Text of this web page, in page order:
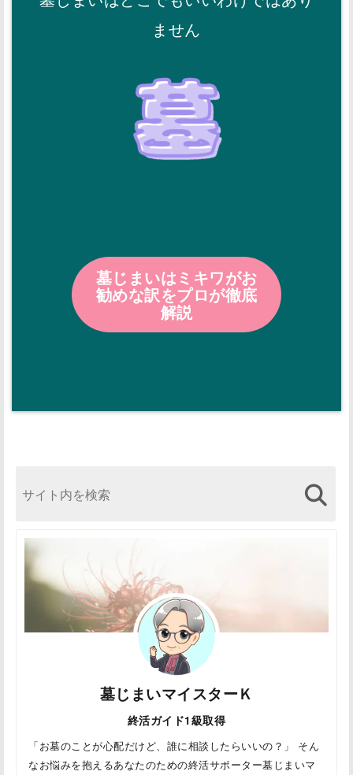
ません
墓じまいはミキワがお
勧めな訳をプロが徹底
解説
墓じまいマイスターＫ
終活ガイド1級取得
「お墓のことが心配だけど、誰に相談したらいいの？」 そん
なお悩みを抱えるあなたのための終活サポーター墓じまいマ